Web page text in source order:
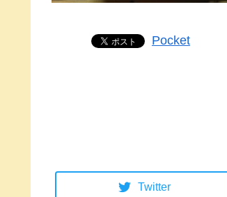
Pocket
Twitter